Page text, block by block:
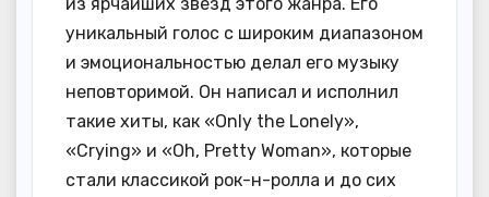
уникальный голос с широким диапазоном
и эмоциональностью делал его музыку
неповторимой. Он написал и исполнил
такие хиты, как «Only the Lonely»,
«Crying» и «Oh, Pretty Woman», которые
стали классикой рок-н-ролла и до сих